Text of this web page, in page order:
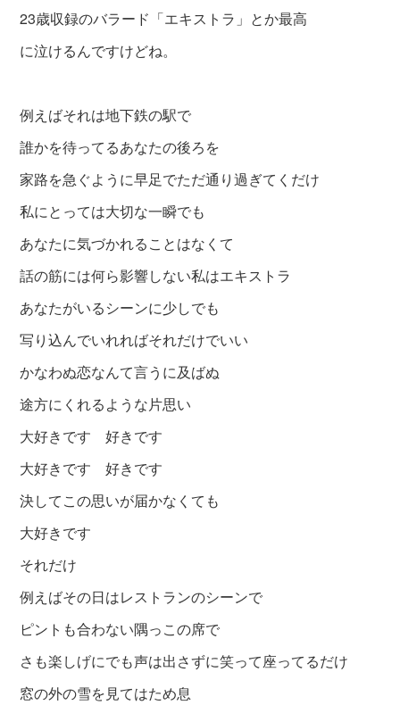
23歳収録のバラード「エキストラ」とか最高
に泣けるんですけどね。
例えばそれは地下鉄の駅で
誰かを待ってるあなたの後ろを
家路を急ぐように早足でただ通り過ぎてくだけ
私にとっては大切な一瞬でも
あなたに気づかれることはなくて
話の筋には何ら影響しない私はエキストラ
あなたがいるシーンに少しでも
写り込んでいれればそれだけでいい
かなわぬ恋なんて言うに及ばぬ
途方にくれるような片思い
大好きです 好きです
大好きです 好きです
決してこの思いが届かなくても
大好きです
それだけ
例えばその日はレストランのシーンで
ピントも合わない隅っこの席で
さも楽しげにでも声は出さずに笑って座ってるだけ
窓の外の雪を見てはため息